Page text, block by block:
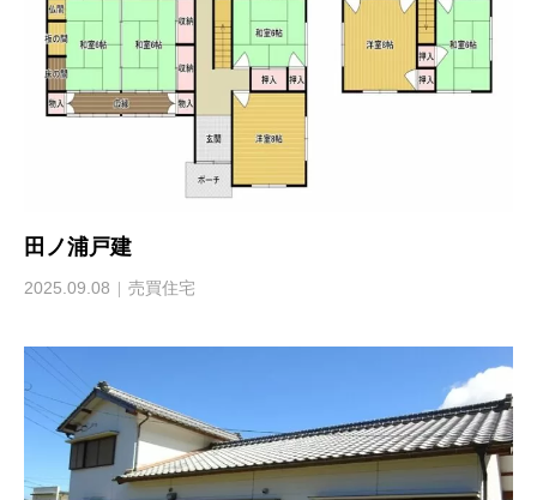
田ノ浦戸建
2025.09.08 売買住宅